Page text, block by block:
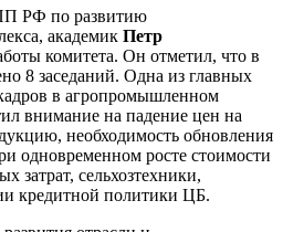
РФ по развитию
академик Петр
комитета. Он отметил, что в
8 заседаний. Одна из главных
в агропромышленном
внимание на падение цен на
необходимость обновления
одновременном росте стоимости
затрат, сельхозтехники,
кредитной политики ЦБ.